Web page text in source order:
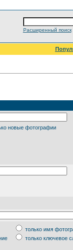
Расширенный поиск
новые фотографии
только имя
только ключевое